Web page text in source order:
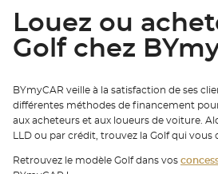
Louez ou
Golf chez
BYmyCAR veille à la satisfaction de ses
différentes méthodes de financement
aux acheteurs et aux loueurs de voiture.
LLD ou par crédit, trouvez la Golf qui vous
Retrouvez le modèle Golf dans vos